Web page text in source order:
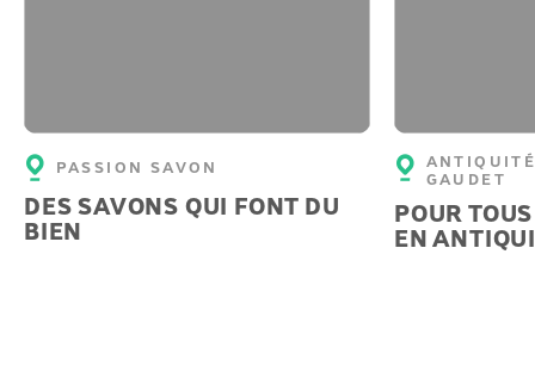
PASSION SAVON
DES SAVONS QUI FONT DU
BIEN
GAUDET
POUR
EN